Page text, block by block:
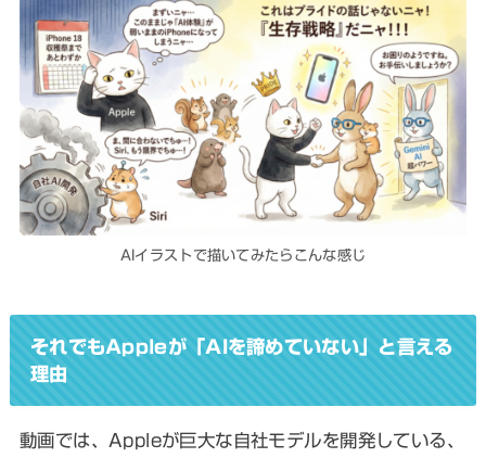
AIイラストで描いてみたらこんな感じ
それでもAppleが「AIを諦めていない」と言える
理由
動画では、Appleが巨大な自社モデルを開発している、